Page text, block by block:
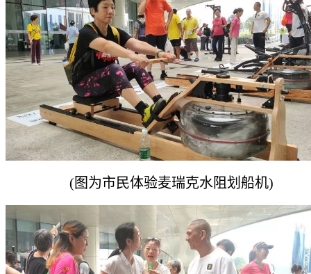
(图为市民体验麦瑞克水阻划船机)